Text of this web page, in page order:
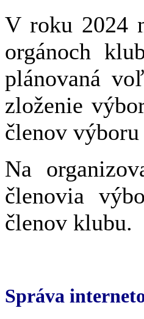
V roku 2024
orgánoch
plánovaná
zloženie
členov
Na
členovia
členov klubu.
Správa